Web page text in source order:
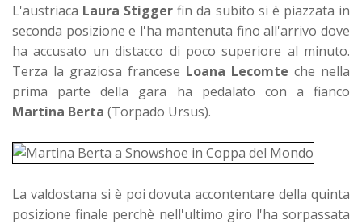
L'austriaca Laura Stigger fin da subito si è piazzata in
seconda posizione e l'ha mantenuta fino all'arrivo dove
ha accusato un distacco di poco superiore al minuto.
Terza la graziosa francese Loana Lecomte che nella
prima parte della gara ha pedalato con a fianco
Martina Berta (Torpado Ursus).
La valdostana si è poi dovuta accontentare della quinta
posizione finale perchè nell'ultimo giro l'ha sorpassata